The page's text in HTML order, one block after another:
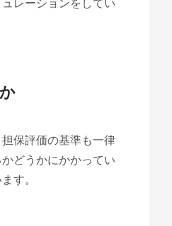
レーションをしてい
保評価の基準も一律
どうかにかかってい
す。